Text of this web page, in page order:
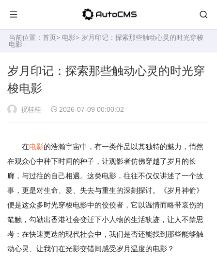
当前位置： 首页> 电影> 岁月印记：探索那些触动心灵的时光穿梭
电影
岁月印记：探索那些触动心灵的时光穿
梭电影
祝桂桂 2026-07-09 00:00:02
在电影的浩瀚宇宙中，有一类作品以其独特的魅力，悄然
在观众心中种下时间的种子，让观影者仿佛穿越了岁月的长
廊，与过往的自己相遇。这类电影，往往不仅仅讲述了一个故
事，更是对生命、爱、失去与重生的深刻探讨。《岁月神偷》
便是这众多时光穿梭电影中的佼佼者，它以温情而略带哀伤的
笔触，勾勒出香港社会变迁下小人物的生活轨迹，让人不禁思
考：在快速更迭的现代社会中，我们是否还能找到那些能够触
动心灵、让我们在光影交错间感受岁月温度的电影？